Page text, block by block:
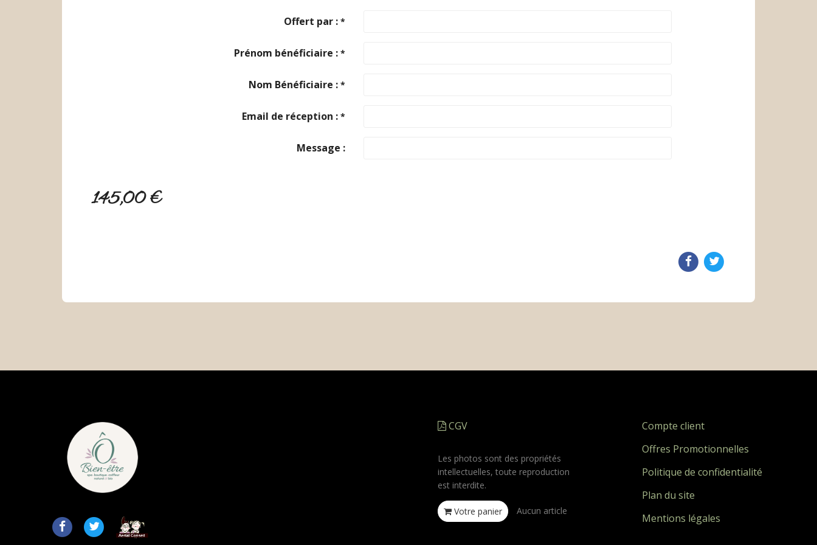
Offert par : *
Prénom bénéficiaire : *
Nom Bénéficiaire : *
Email de réception : *
Message :
145,00 €
CGV
Les photos sont des propriétés
intellectuelles, toute reproduction
est interdite.
Votre panier Aucun article
Compte client
Offres Promotionnelles
Politique de confidentialité
Plan du site
Mentions légales